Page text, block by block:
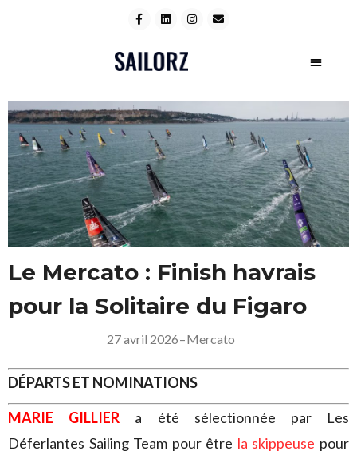
Le Mercato : Finish havrais
pour la Solitaire du Figaro
27 avril 2026–Mercato
DÉPARTS ET NOMINATIONS
MARIE GILLIER a été sélectionnée par Les
Déferlantes Sailing Team pour être la skippeuse pour